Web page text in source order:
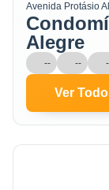
Avenida Protásio
Alegre
-- --
Ver